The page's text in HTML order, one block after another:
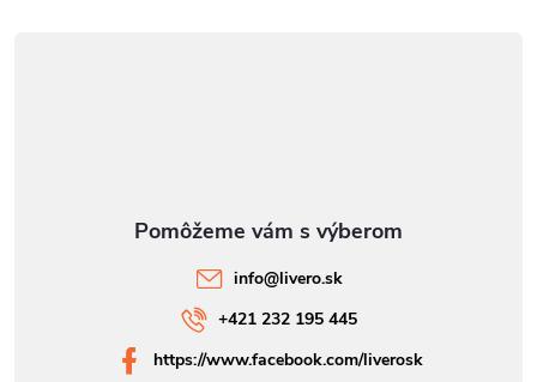
info@livero.sk
+421 232 195 445
https://www.facebook.com/liverosk